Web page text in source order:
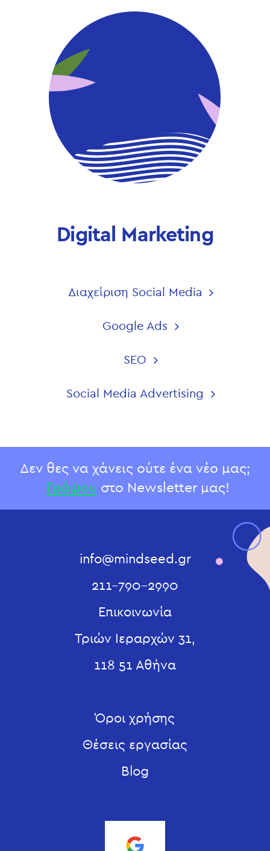
Digital Marketing
Διαχείριση Social Media
Google Ads
SEO
Social Media Advertising
Δεν θες να χάνεις ούτε ένα νέο μας;
Γράψου στο Newsletter μας!
info@mindseed.gr
211-790-2990
Επικοινωνία
Τριών Ιεραρχών 31,
118 51 Αθήνα
Όροι χρήσης
Θέσεις εργασίας
Blog